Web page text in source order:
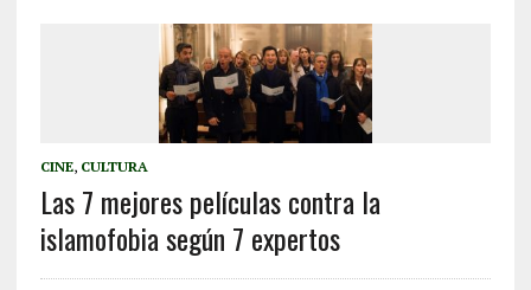
CINE, CULTURA
Las 7 mejores películas contra la
islamofobia según 7 expertos